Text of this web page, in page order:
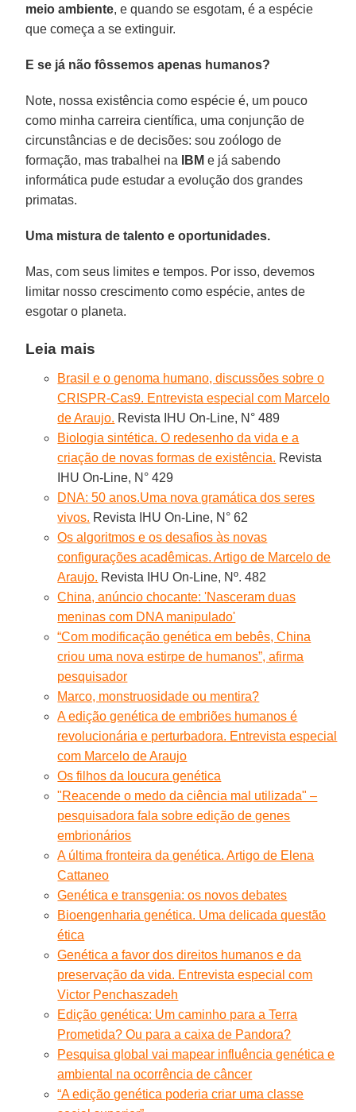
meio ambiente, e quando se esgotam, é a espécie
que começa a se extinguir.
E se já não fôssemos apenas humanos?
Note, nossa existência como espécie é, um pouco
como minha carreira científica, uma conjunção de
circunstâncias e de decisões: sou zoólogo de
formação, mas trabalhei na
IBM e já sabendo
informática pude estudar a evolução dos grandes
primatas.
Uma mistura de talento e oportunidades.
Mas, com seus limites e tempos. Por isso, devemos
limitar nosso crescimento como espécie, antes de
esgotar o planeta.
Leia mais
Brasil e o genoma humano, discussões sobre o
CRISPR-Cas9. Entrevista especial com Marcelo
de Araujo. Revista IHU On-Line, N° 489
Biologia sintética. O redesenho da vida e a
criação de novas formas de existência. Revista
IHU On-Line, N° 429
DNA: 50 anos.Uma nova gramática dos seres
vivos. Revista IHU On-Line, N° 62
Os algoritmos e os desafios às novas
configurações acadêmicas. Artigo de Marcelo de
Araujo. Revista IHU On-Line, Nº. 482
China, anúncio chocante: 'Nasceram duas
meninas com DNA manipulado'
“Com modificação genética em bebês, China
criou uma nova estirpe de humanos”, afirma
pesquisador
Marco, monstruosidade ou mentira?
A edição genética de embriões humanos é
revolucionária e perturbadora. Entrevista especial
com Marcelo de Araujo
Os filhos da loucura genética
"Reacende o medo da ciência mal utilizada" –
pesquisadora fala sobre edição de genes
embrionários
A última fronteira da genética. Artigo de Elena
Cattaneo
Genética e transgenia: os novos debates
Bioengenharia genética. Uma delicada questão
ética
Genética a favor dos direitos humanos e da
preservação da vida. Entrevista especial com
Victor Penchaszadeh
Edição genética: Um caminho para a Terra
Prometida? Ou para a caixa de Pandora?
Pesquisa global vai mapear influência genética e
ambiental na ocorrência de câncer
“A edição genética poderia criar uma classe